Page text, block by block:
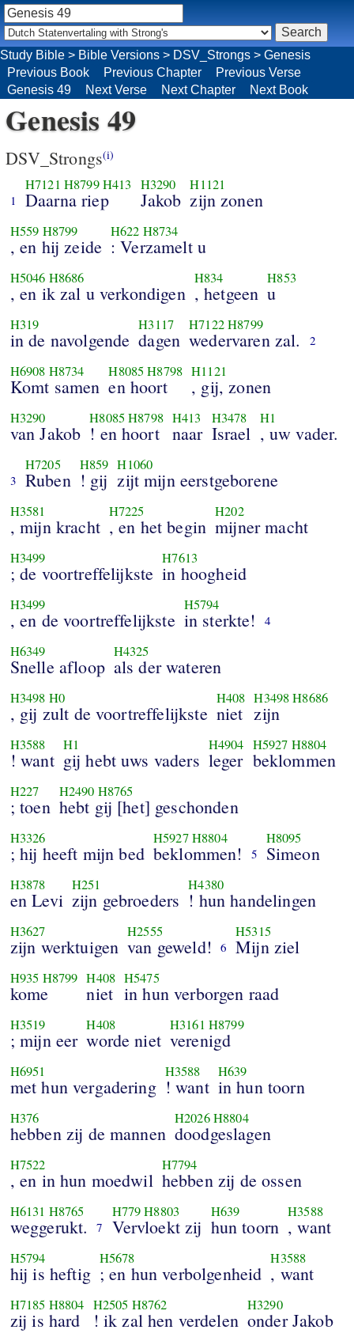
Study Bible > Bible Versions > DSV_Strongs > Genesis
Previous Book
Previous Chapter
Previous Verse
Genesis 49
Next Verse Next Chapter Next Book
Genesis 49
DSV_Strongs(i)
1
H7121 H8799H413
Daarna riep
H3290
Jakob
H1121
zijn zonen
H559 H8799
, en hij zeide
H622 H8734
: Verzamelt u
H5046 H8686
, en ik zal u verkondigen
H834
, hetgeen
H853
u
H319
in de navolgende
H3117
dagen
H7122H8799
wedervaren zal. 2
H6908 H8734
Komt samen
H8085H8798
en hoort
H1121
, gij, zonen
H3290
van Jakob
H8085H8798
! en hoort
H413
naar
H3478
Israel
H1
, uw vader.
3
H7205
Ruben
H859
! gij
H1060
zijt mijn eerstgeborene
H3581
, mijn kracht
H7225
, en het begin
H202
mijner macht
H3499
; de voortreffelijkste
H7613
in hoogheid
H3499
, en de voortreffelijkste
H5794
in sterkte! 4
H6349
Snelle afloop
H4325
als der wateren
H3498 H0
, gij zult de voortreffelijkste
H408
niet
H3498H8686
zijn
H3588
! want
H1
gij hebt uws vaders
H4904
leger
H5927 H8804
beklommen
H227
; toen
H2490 H8765
hebt gij [het] geschonden
H3326
; hij heeft mijn bed
H5927H8804
beklommen! 5
H8095
Simeon
H3878
en Levi
H251
zijn gebroeders
H4380
! hun handelingen
H3627
zijn werktuigen
H2555
van geweld! 6
H5315
Mijn ziel
H935 H8799
kome
H408
niet
H5475
in hun verborgen raad
H3519
; mijn eer
H408
worde niet
H3161 H8799
verenigd
H6951
met hun vergadering
H3588
! want
H639
in hun toorn
H376
hebben zij de mannen
H2026H8804
doodgeslagen
H7522
, en in hun moedwil
H7794
hebben zij de ossen
H6131 H8765
weggerukt. 7
H779H8803
Vervloekt zij
H639
hun toorn
H3588
, want
H5794
hij is heftig
H5678
; en hun verbolgenheid
H3588
, want
H7185 H8804
zij is hard
H2505 H8762
! ik zal hen verdelen
H3290
onder Jakob